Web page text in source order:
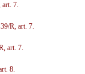
art. 7.
R, art. 7.
art. 7.
8.